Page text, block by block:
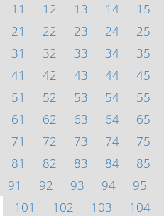
11
12 13 14 15
21
22 23 24 25
31
32 33 34 35
41
42 43 44 45
51
52 53 54 55
61
62 63 64 65
71
72 73 74 75
81
82 83 84 85
91
92 93 94 95
101
102 103 104